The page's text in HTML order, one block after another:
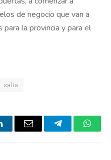
de negocio que van a
la provincia y para el
salta
Email Telegram